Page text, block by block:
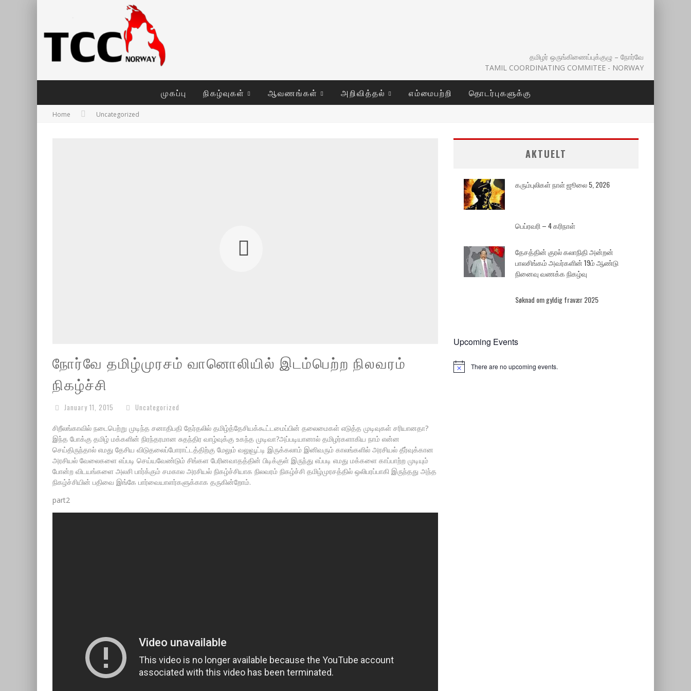
தமிழர் ஒருங்கிணைப்புக்குழு – நோர்வே
TAMIL COORDINATING COMMITEE - NORWAY
முகப்பு நிகழ்வுகள் ஆவணங்கள் அறிவித்தல் எம்மைபற்றி தொடர்புகளுக்கு
Home Uncategorized
நோர்வே தமிழ்முரசம் வானொலியில் இடம்பெற்ற நிலவரம்
நிகழ்ச்சி
January 11, 2015 Uncategorized
சிறீலங்காவில் நடைபெற்று முடிந்த சனாதிபதி தேர்தலில் தமிழ்த்தேசியக்கூட்டமைப்பின் தலைமைகள் எடுத்த முடிவுகள் சரியானதா?
இந்த போக்கு தமிழ் மக்களின் நிரந்தரமான சுதந்திர வாழ்வுக்கு உகந்த முடிவா?அப்படியானால் தமிழர்களாகிய நாம் என்ன
செய்திருந்தால் எமது தேசிய விடுதலைப்போராட்டத்திற்கு மேலும் வலுவூட்டி இருக்கலாம் இனிவரும் காலங்களில் அரசியல் தீர்வுக்கான
அரசியல் வேலைகளை எப்படி செய்யவேண்டும் சிங்கள பேரினவாதத்தின் பிடிக்குள் இருந்து எப்படி எமது மக்களை காப்பாற்ற முடியும்
போன்ற விடயங்களை அலசி பார்க்கும் சமகால அரசியல் நிகழ்ச்சியாக நிலவரம் நிகழ்ச்சி தமிழ்முரசத்தில் ஒலிபரப்பாகி இருந்தது அந்த
நிகழ்ச்சியின் பதிவை இங்கே பார்வையாளர்களுக்காக தருகின்றோம்.
part2
AKTUELT
கரும்புலிகள் நாள் ஜூலை 5, 2026
பெப்ரவரி – 4 கரிநாள்
தேசத்தின் குரல் கலாநிதி அன்றன்
பாலசிங்கம் அவர்களின் 19ம் ஆண்டு
நினைவு வணக்க நிகழ்வு
Søknad om gyldig fravær 2025
Upcoming Events
Notice There are no upcoming events.